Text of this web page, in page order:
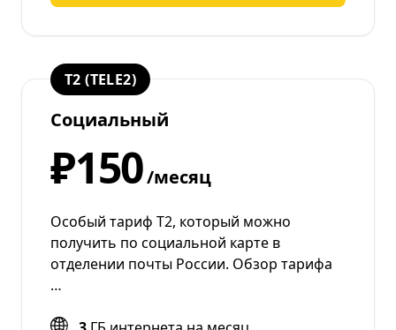
T2 (TELE2)
Социальный
₽150/месяц
Особый тариф Т2, который можно
получить по социальной карте в
отделении почты России. Обзор тарифа
…